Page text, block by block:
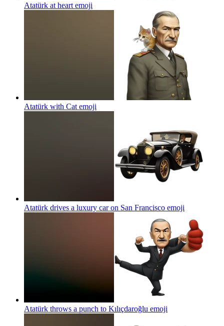
Atatürk at heart emoji
Atatürk with Cat emoji
Atatürk drives a luxury car on San Francisco emoji
Atatürk throws a punch to Kılıçdaroğlu emoji